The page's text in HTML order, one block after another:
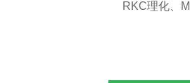
RKC理化、